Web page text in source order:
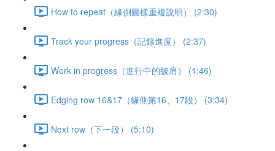
How to repeat（緣側圖樣重複說明） (2:30)
Track your progress（記錄進度） (2:37)
Work in progress（進行中的披肩） (1:46)
Edging row 16&17（緣側第16、17段） (3:34)
Next row（下一段） (5:10)